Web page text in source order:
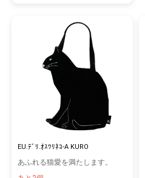
EU.ﾃﾞﾘ.ｵｽﾜﾘﾈｺ-A KURO
あふれる猫愛を満たします。